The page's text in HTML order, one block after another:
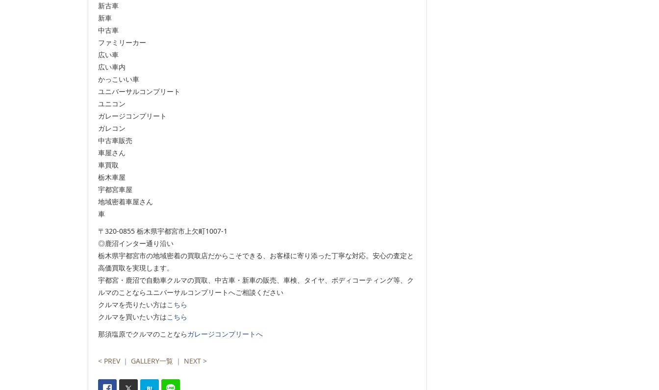
新古車
新車
中古車
ファミリーカー
広い車
広い車内
かっこいい車
ユニバーサルコンプリート
ユニコン
ガレージコンプリート
ガレコン
中古車販売
車屋さん
車買取
栃木車屋
宇都宮車屋
地域密着車屋さん
車
〒320-0855 栃木県宇都宮市上欠町1007-1
◎鹿沼インター通り沿い
栃木県宇都宮市の地域密着の買取店だからこそできる、お客様に寄り添った丁寧な対応。安心の査定と
高価買取を実現します。
宇都宮・鹿沼で自動車クルマの買取、中古車・新車の販売、車検、タイヤ、ボディコーティング等、ク
ルマのことならユニバーサルコンプリートへご相談ください
クルマを売りたい方はこちら
クルマを買いたい方はこちら
那須塩原でクルマのことならガレージコンプリートへ
< PREV｜ GALLERY一覧 ｜ NEXT >